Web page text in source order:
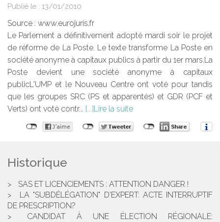
Publié le : 13/01/2010
Source : www.eurojuris.fr
Le Parlement a définitivement adopté mardi soir le projet
de réforme de La Poste. Le texte transforme La Poste en
société anonyme à capitaux publics à partir du 1er mars.La
Poste devient une société anonyme à capitaux
publicL'UMP et le Nouveau Centre ont voté pour tandis
que les groupes SRC (PS et apparentés) et GDR (PCF et
Verts) ont voté contr...
Lire la suite
Historique
SAS ET LICENCIEMENTS : ATTENTION DANGER !
LA "SUBDÉLÉGATION" D'EXPERT: ACTE INTERRUPTIF
DE PRESCRIPTION?
CANDIDAT À UNE ÉLECTION RÉGIONALE: